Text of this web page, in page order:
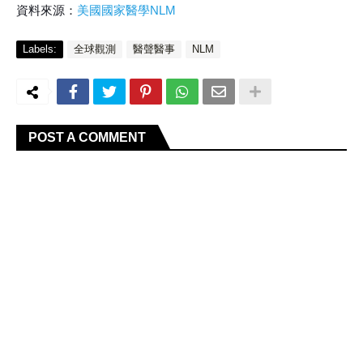
資料來源： 美國國家醫學NLM
Labels: 全球觀測 醫聲醫事 NLM
POST A COMMENT